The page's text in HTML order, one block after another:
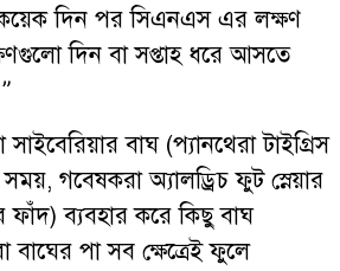
দিন পর সিএনএস এর লক্ষণ
দিন বা সপ্তাহ ধরে আসতে
বাঘ (প্যানথেরা টাইগ্রিস
গবেষকরা অ্যালড্রিচ ফুট স্নেয়ার
ফাঁদ) ব্যবহার করে কিছু বাঘ
বাঘের পা সব ক্ষেত্রেই ফুলে